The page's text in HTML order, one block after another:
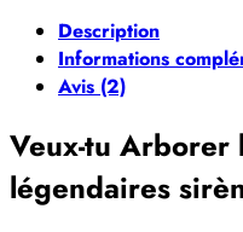
Description
Informations
Avis (2)
Veux-tu Arborer
légendaires